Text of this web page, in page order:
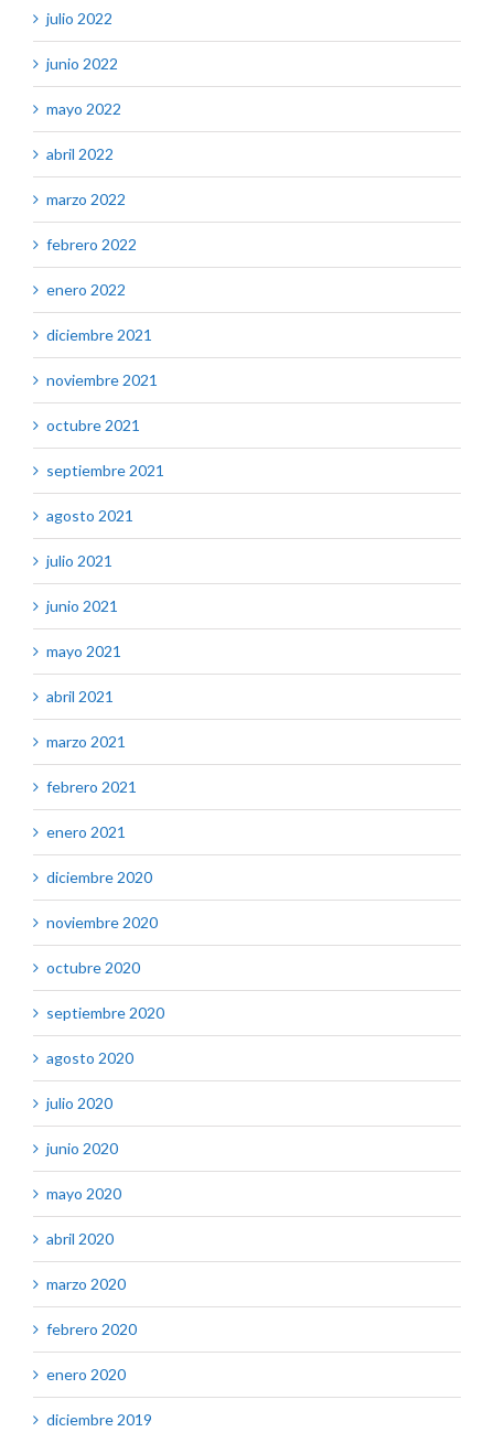
julio 2022
junio 2022
mayo 2022
abril 2022
marzo 2022
febrero 2022
enero 2022
diciembre 2021
noviembre 2021
octubre 2021
septiembre 2021
agosto 2021
julio 2021
junio 2021
mayo 2021
abril 2021
marzo 2021
febrero 2021
enero 2021
diciembre 2020
noviembre 2020
octubre 2020
septiembre 2020
agosto 2020
julio 2020
junio 2020
mayo 2020
abril 2020
marzo 2020
febrero 2020
enero 2020
diciembre 2019